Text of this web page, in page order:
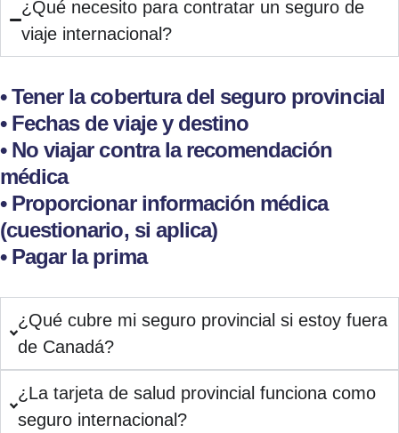
¿Qué necesito para contratar un seguro de
viaje internacional?
• Tener la cobertura del seguro provincial
• Fechas de viaje y destino
• No viajar contra la recomendación
médica
• Proporcionar información médica
(cuestionario, si aplica)
• Pagar la prima
¿Qué cubre mi seguro provincial si estoy fuera
de Canadá?
¿La tarjeta de salud provincial funciona como
seguro internacional?